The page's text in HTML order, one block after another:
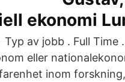
ekonomi
Typ av jobb . Full
eller
inom